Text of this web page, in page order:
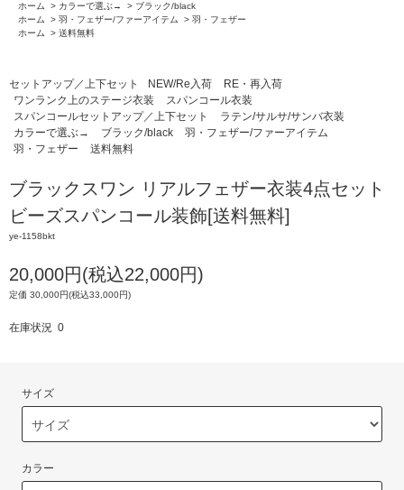
ホーム
> カラーで選ぶ→ > ブラック/black
ホーム
> 羽・フェザー/ファーアイテム > 羽・フェザー
ホーム
> 送料無料
セットアップ／上下セット NEW/Re入荷
RE・再入荷
ワンランク上のステージ衣装
スパンコール衣装
スパンコールセットアップ／上下セット
ラテン/サルサ/サンバ衣装
カラーで選ぶ→
ブラック/black
羽・フェザー/ファーアイテム
羽・フェザー
送料無料
ブラックスワン リアルフェザー衣装4点セット
ビーズスパンコール装飾[送料無料]
ye-1158bkt
20,000円(税込22,000円)
定価 30,000円(税込33,000円)
在庫状況 0
サイズ
カラー